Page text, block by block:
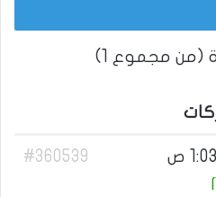
(من مجموع 1)
#360539